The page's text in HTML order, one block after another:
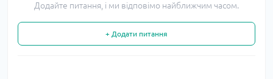
Додайте питання, і ми відповімо найближчим часом.
+ Додати питання